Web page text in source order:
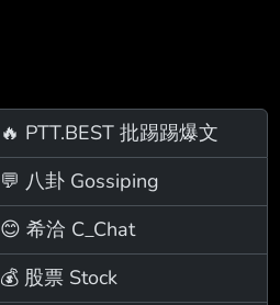
🔥 PTT.BEST 批踢踢爆文
💬 八卦 Gossiping
😊 希洽 C_Chat
💰 股票 Stock